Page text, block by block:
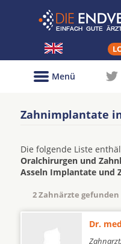
Menü
Zahnimplantate
Die folgende Liste
Oralchirurgen und
Asseln Implantate und
2 Zahnärzte gefunden
Dr.